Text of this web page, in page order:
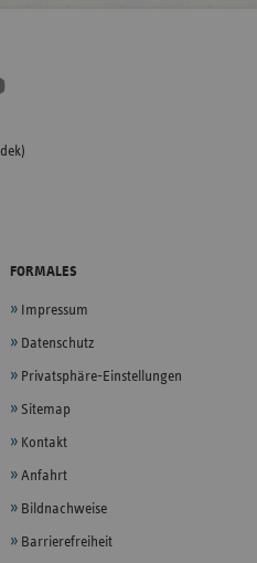
FORMALES
Impressum
Datenschutz
Privatsphäre-Einstellungen
Sitemap
Kontakt
Anfahrt
Bildnachweise
Barrierefreiheit